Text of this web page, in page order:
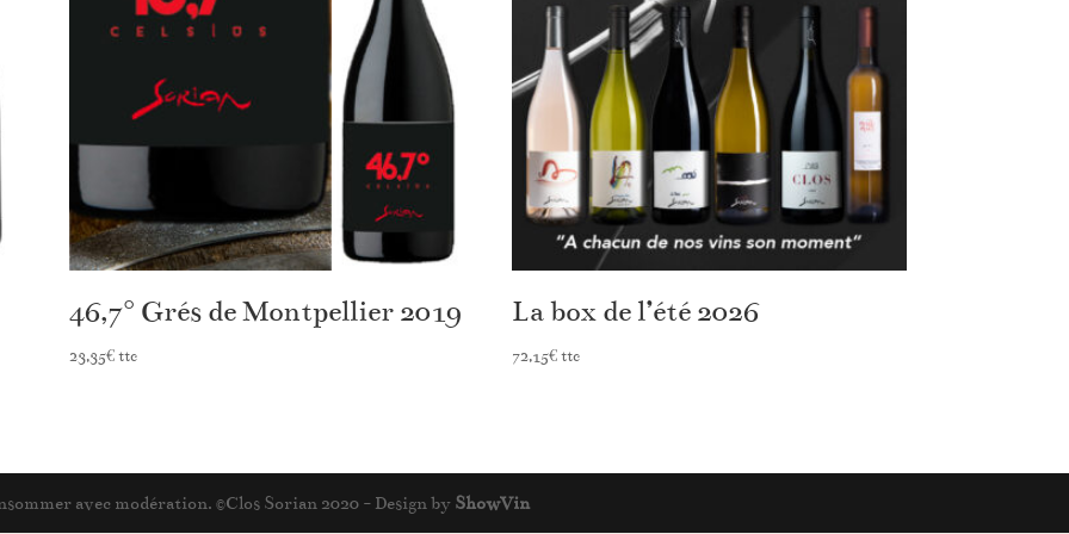
46,7° Grés de Montpellier 2019
23,35€ttc
La box de l’été 2026
72,15€ ttc
avec modération. ©Clos Sorian 2020 - Design by ShowVin